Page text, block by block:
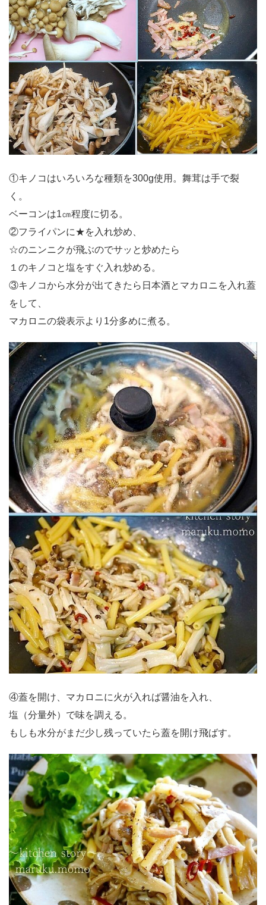
①キノコはいろいろな種類を300g使用。舞茸は手で裂
く。
ベーコンは1㎝程度に切る。
②フライパンに★を入れ炒め、
☆のニンニクが飛ぶのでサッと炒めたら
１のキノコと塩をすぐ入れ炒める。
③キノコから水分が出てきたら日本酒とマカロニを入れ蓋
をして、
マカロニの袋表示より1分多めに煮る。
④蓋を開け、マカロニに火が入れば醤油を入れ、
塩（分量外）で味を調える。
もしも水分がまだ少し残っていたら蓋を開け飛ばす。